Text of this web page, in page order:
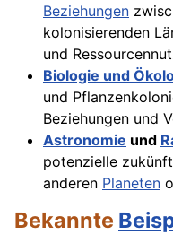
Beziehungen
kolonisierenden
und
Biologie und
und
Beziehungen und
Astronomie und
potenzielle
anderen Planeten
Bekannte